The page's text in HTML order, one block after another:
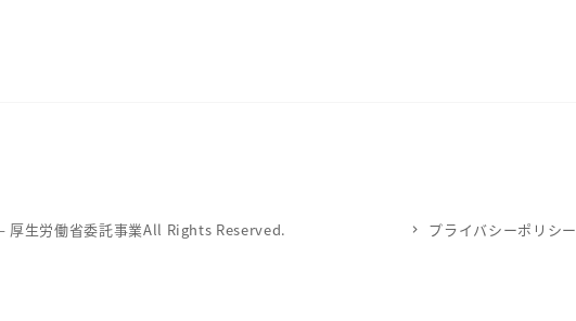
厚生労働省委託事業All Rights Reserved. プライバシーポリシー